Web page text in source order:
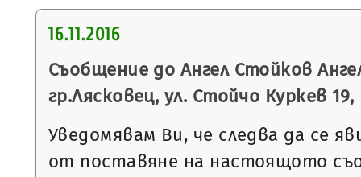
16.11.2016
Съобщение до Ангел Стойков
гр.Лясковец, ул. Стойчо Куркев 19,
Уведомявам Ви, че следва да се
от поставяне на настоящото